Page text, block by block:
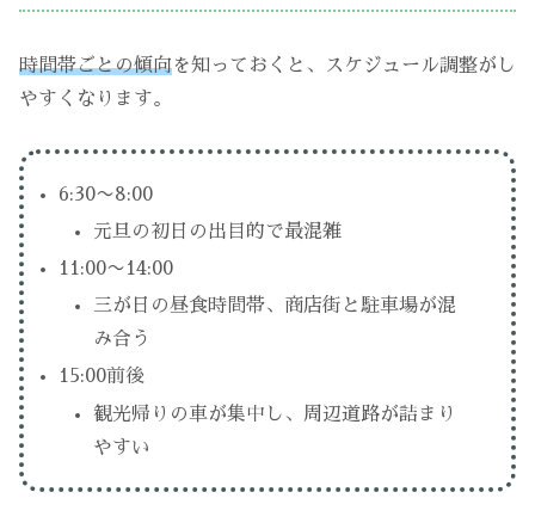
時間帯ごとの傾向を知っておくと、スケジュール調整がし
やすくなります。
6:30〜8:00
元旦の初日の出目的で最混雑
11:00〜14:00
三が日の昼食時間帯、商店街と駐車場が混
み合う
15:00前後
観光帰りの車が集中し、周辺道路が詰まり
やすい